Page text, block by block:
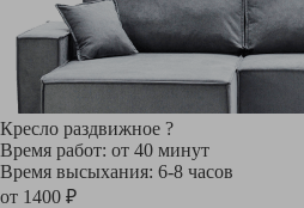
Кресло раздвижное ?
Время работ: от 40 минут
Время высыхания: 6-8 часов
от 1400 ₽